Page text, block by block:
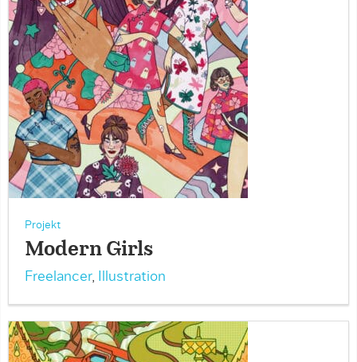
Projekt
Modern Girls
Freelancer, Illustration